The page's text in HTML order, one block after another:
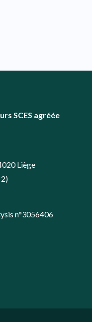
SCES agréée
Liège
n°3056406